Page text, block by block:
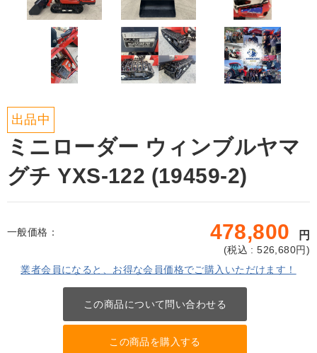
出品中
ミニローダー ウィンブルヤマ
グチ YXS-122 (19459-2)
一般価格： 478,800 円
(税込 : 526,680円)
業者会員になると、お得な会員価格でご購入いただけます！
この商品について問い合わせる
この商品を購入する